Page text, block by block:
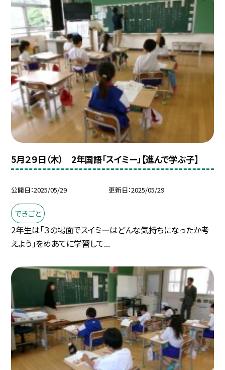
5月２９日（木） 2年国語「スイミー」【進んで学ぶ子】
公開日 2025/05/29 更新日 2025/05/29
できごと
2年生は「３の場面でスイミーはどんな気持ちになったか考
えよう」をめあてに学習して...